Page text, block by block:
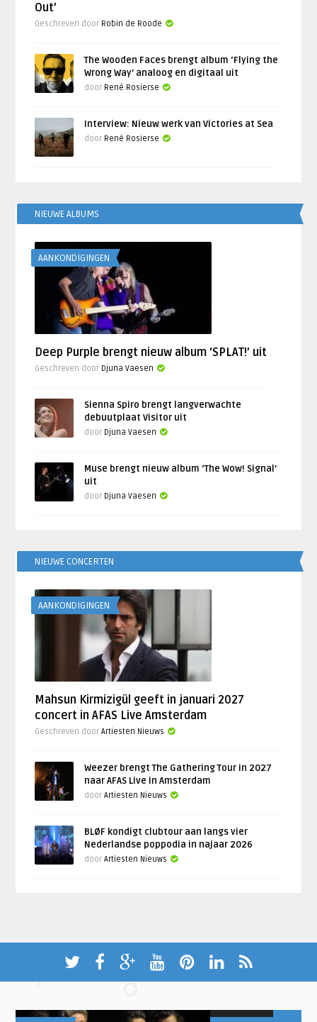
Out’
Geschreven door Robin de Roode
The Wooden Faces brengt album ‘Flying the
Wrong Way’ analoog en digitaal uit
door René Rosierse
Interview: Nieuw werk van Victories at Sea
door René Rosierse
NIEUWE ALBUMS
AANKONDIGINGEN
Deep Purple brengt nieuw album ‘SPLAT!’ uit
Geschreven door Djuna Vaesen
Sienna Spiro brengt langverwachte
debuutplaat Visitor uit
door Djuna Vaesen
Muse brengt nieuw album ‘The Wow! Signal’
uit
door Djuna Vaesen
NIEUWE CONCERTEN
AANKONDIGINGEN
Mahsun Kirmizigül geeft in januari 2027
concert in AFAS Live Amsterdam
Geschreven doorArtiesten Nieuws
Weezer brengt The Gathering Tour in 2027
naar AFAS Live in Amsterdam
doorArtiesten Nieuws
BLØF kondigt clubtour aan langs vier
Nederlandse poppodia in najaar 2026
doorArtiesten Nieuws